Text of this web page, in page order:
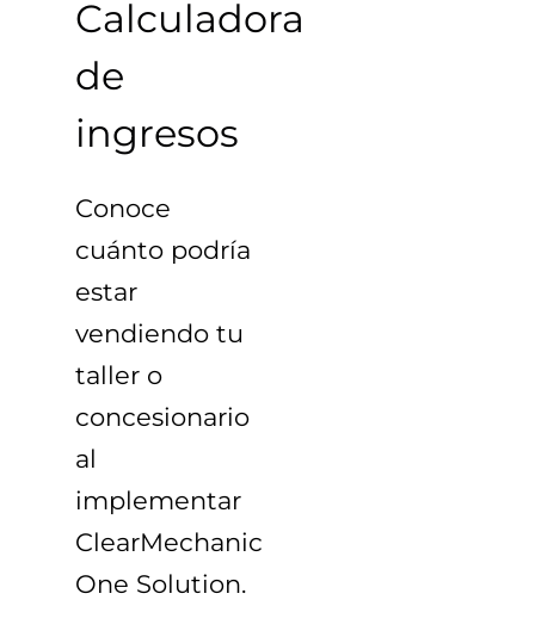
Calculadora
de
ingresos
Conoce
cuánto podría
estar
vendiendo tu
taller o
concesionario
al
implementar
ClearMechanic
One Solution.